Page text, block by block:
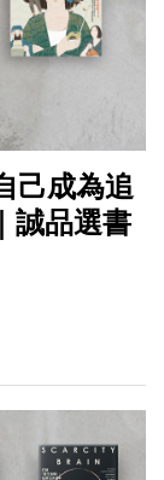
己成為追
誠品選書